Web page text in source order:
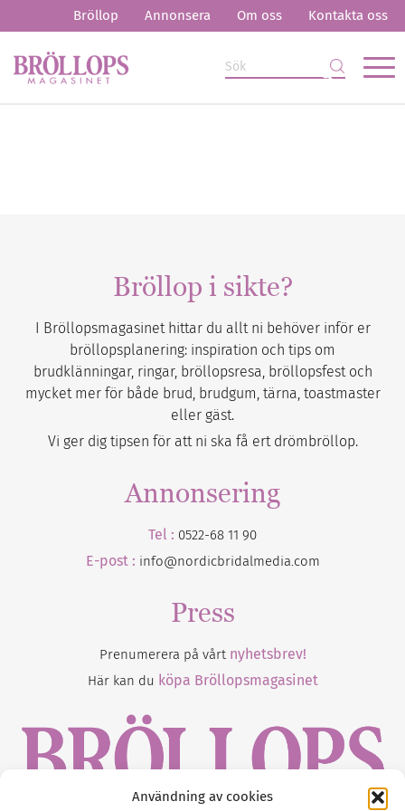
Användning av cookies
Bröllop Annonsera Om oss Kontakta oss
Bröllop i sikte?
I Bröllopsmagasinet hittar du allt ni behöver inför er
bröllopsplanering: inspiration och tips om
brudklänningar, ringar, bröllopsresa, bröllopsfest och
mycket mer för både brud, brudgum, tärna, toastmaster
eller gäst.
Vi ger dig tipsen för att ni ska få ert drömbröllop.
Annonsering
Tel : 0522-68 11 90
E-post : info@nordicbridalmedia.com
Press
Prenumerera på vårt nyhetsbrev!
Här kan du köpa Bröllopsmagasinet